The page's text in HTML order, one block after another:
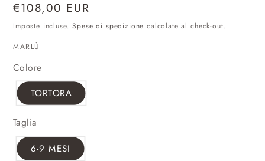
Prezzo
di
listino
€108,00 EUR
Imposte incluse.Spese di spedizione calcolate al check-out.
MARLÙ
Colore
TORTORA
Taglia
6-9 MESI